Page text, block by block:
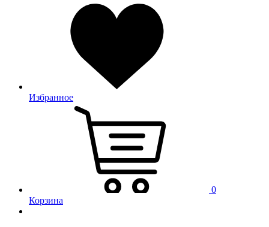
Избранное
0
Корзина